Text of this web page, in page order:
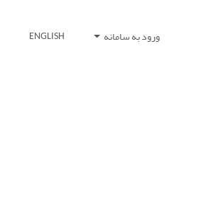
ورود به سامانه ENGLISH